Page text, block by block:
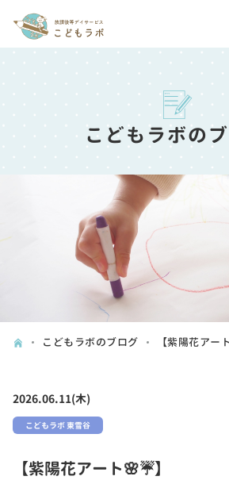
こどもラボの
こどもラボのブログ 【紫陽花アー
2026.06.11(木)
こどもラボ 東雪谷
【紫陽花アート🌸☔】